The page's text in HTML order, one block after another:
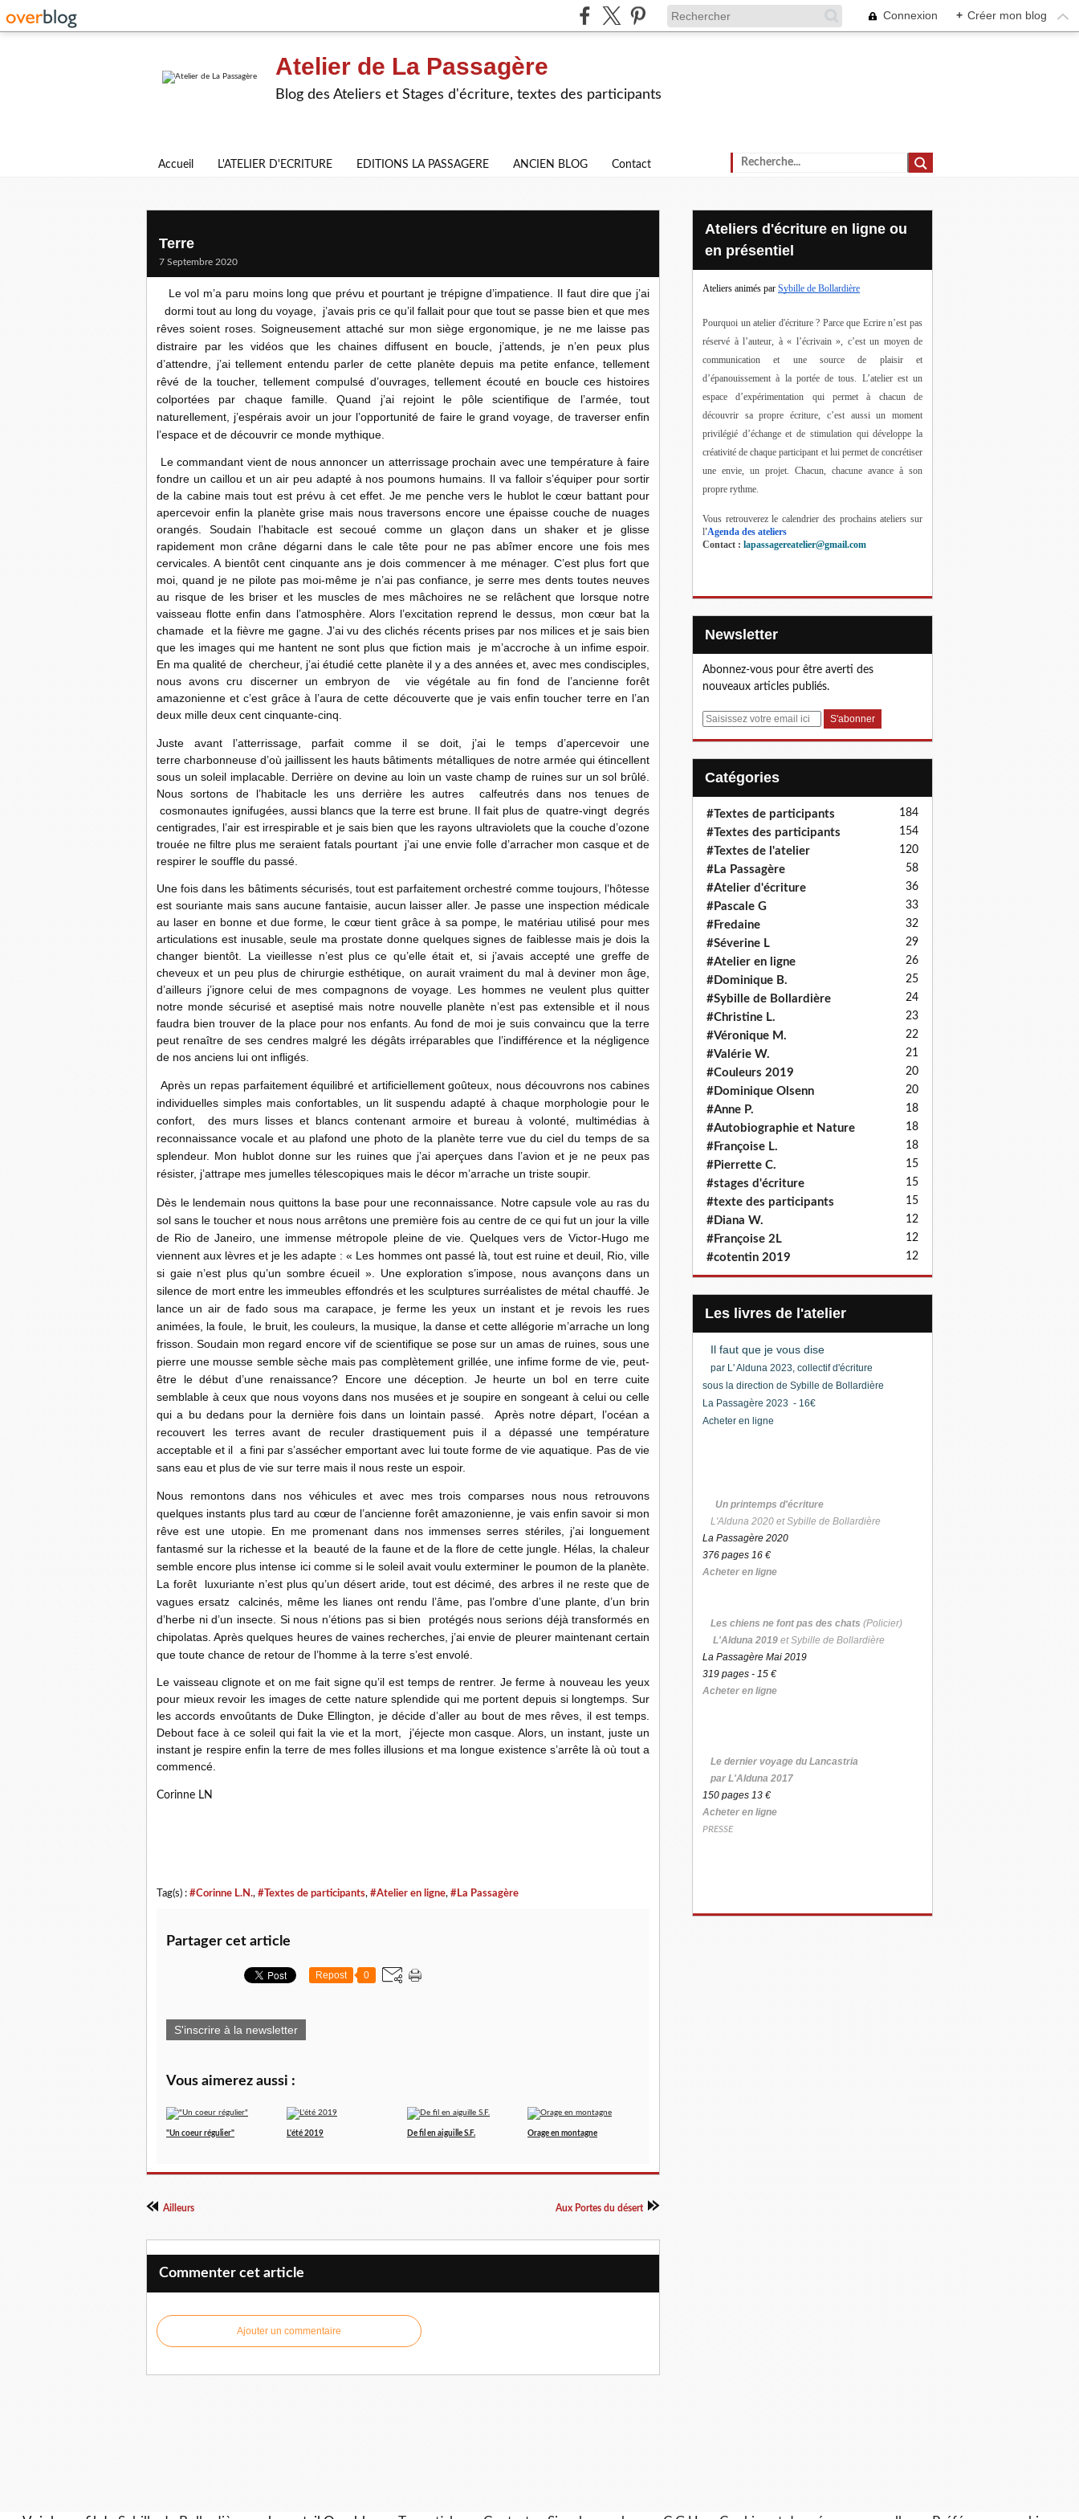
Connexion + Créer mon blog
Atelier de La Passagère
Blog des Ateliers et Stages d'écriture, textes des participants
Accueil L'ATELIER D'ECRITURE EDITIONS LA PASSAGERE ANCIEN BLOG Contact
Terre
7 Septembre 2020
Le vol m’a paru moins long que prévu et pourtant je trépigne d’impatience. Il faut dire que j’ai
dormi tout au long du voyage, j’avais pris ce qu’il fallait pour que tout se passe bien et que mes
rêves soient roses. Soigneusement attaché sur mon siège ergonomique, je ne me laisse pas
distraire par les vidéos que les chaines diffusent en boucle, j’attends, je n’en peux plus
d’attendre, j’ai tellement entendu parler de cette planète depuis ma petite enfance, tellement
rêvé de la toucher, tellement compulsé d’ouvrages, tellement écouté en boucle ces histoires
colportées par chaque famille. Quand j’ai rejoint le pôle scientifique de l’armée, tout
naturellement, j’espérais avoir un jour l’opportunité de faire le grand voyage, de traverser enfin
l’espace et de découvrir ce monde mythique.
Le commandant vient de nous annoncer un atterrissage prochain avec une température à faire
fondre un caillou et un air peu adapté à nos poumons humains. Il va falloir s’équiper pour sortir
de la cabine mais tout est prévu à cet effet. Je me penche vers le hublot le cœur battant pour
apercevoir enfin la planète grise mais nous traversons encore une épaisse couche de nuages
orangés. Soudain l’habitacle est secoué comme un glaçon dans un shaker et je glisse
rapidement mon crâne dégarni dans le cale tête pour ne pas abîmer encore une fois mes
cervicales. A bientôt cent cinquante ans je dois commencer à me ménager. C’est plus fort que
moi, quand je ne pilote pas moi-même je n’ai pas confiance, je serre mes dents toutes neuves
au risque de les briser et les muscles de mes mâchoires ne se relâchent que lorsque notre
vaisseau flotte enfin dans l’atmosphère. Alors l’excitation reprend le dessus, mon cœur bat la
chamade et la fièvre me gagne. J’ai vu des clichés récents prises par nos milices et je sais bien
que les images qui me hantent ne sont plus que fiction mais je m’accroche à un infime espoir.
En ma qualité de chercheur, j’ai étudié cette planète il y a des années et, avec mes condisciples,
nous avons cru discerner un embryon de vie végétale au fin fond de l’ancienne forêt
amazonienne et c’est grâce à l’aura de cette découverte que je vais enfin toucher terre en l’an
deux mille deux cent cinquante-cinq.
Juste avant l’atterrissage, parfait comme il se doit, j’ai le temps d’apercevoir une
terre charbonneuse d’où jaillissent les hauts bâtiments métalliques de notre armée qui étincellent
sous un soleil implacable. Derrière on devine au loin un vaste champ de ruines sur un sol brûlé.
Nous sortons de l’habitacle les uns derrière les autres calfeutrés dans nos tenues de
cosmonautes ignifugées, aussi blancs que la terre est brune. Il fait plus de quatre-vingt degrés
centigrades, l’air est irrespirable et je sais bien que les rayons ultraviolets que la couche d’ozone
trouée ne filtre plus me seraient fatals pourtant j’ai une envie folle d’arracher mon casque et de
respirer le souffle du passé.
Une fois dans les bâtiments sécurisés, tout est parfaitement orchestré comme toujours, l’hôtesse
est souriante mais sans aucune fantaisie, aucun laisser aller. Je passe une inspection médicale
au laser en bonne et due forme, le cœur tient grâce à sa pompe, le matériau utilisé pour mes
articulations est inusable, seule ma prostate donne quelques signes de faiblesse mais je dois la
changer bientôt. La vieillesse n’est plus ce qu’elle était et, si j’avais accepté une greffe de
cheveux et un peu plus de chirurgie esthétique, on aurait vraiment du mal à deviner mon âge,
d’ailleurs j’ignore celui de mes compagnons de voyage. Les hommes ne veulent plus quitter
notre monde sécurisé et aseptisé mais notre nouvelle planète n’est pas extensible et il nous
faudra bien trouver de la place pour nos enfants. Au fond de moi je suis convaincu que la terre
peut renaître de ses cendres malgré les dégâts irréparables que l’indifférence et la négligence
de nos anciens lui ont infligés.
Après un repas parfaitement équilibré et artificiellement goûteux, nous découvrons nos cabines
individuelles simples mais confortables, un lit suspendu adapté à chaque morphologie pour le
confort, des murs lisses et blancs contenant armoire et bureau à volonté, multimédias à
reconnaissance vocale et au plafond une photo de la planète terre vue du ciel du temps de sa
splendeur. Mon hublot donne sur les ruines que j’ai aperçues dans l’avion et je ne peux pas
résister, j’attrape mes jumelles télescopiques mais le décor m’arrache un triste soupir.
Dès le lendemain nous quittons la base pour une reconnaissance. Notre capsule vole au ras du
sol sans le toucher et nous nous arrêtons une première fois au centre de ce qui fut un jour la ville
de Rio de Janeiro, une immense métropole pleine de vie. Quelques vers de Victor-Hugo me
viennent aux lèvres et je les adapte : « Les hommes ont passé là, tout est ruine et deuil, Rio, ville
si gaie n’est plus qu’un sombre écueil ». Une exploration s’impose, nous avançons dans un
silence de mort entre les immeubles effondrés et les sculptures surréalistes de métal chauffé. Je
lance un air de fado sous ma carapace, je ferme les yeux un instant et je revois les rues
animées, la foule, le bruit, les couleurs, la musique, la danse et cette allégorie m’arrache un long
frisson. Soudain mon regard encore vif de scientifique se pose sur un amas de ruines, sous une
pierre une mousse semble sèche mais pas complètement grillée, une infime forme de vie, peut-
être le début d’une renaissance? Encore une déception. Je heurte un bol en terre cuite
semblable à ceux que nous voyons dans nos musées et je soupire en songeant à celui ou celle
qui a bu dedans pour la dernière fois dans un lointain passé. Après notre départ, l’océan a
recouvert les terres avant de reculer drastiquement puis il a dépassé une température
acceptable et il a fini par s’assécher emportant avec lui toute forme de vie aquatique. Pas de vie
sans eau et plus de vie sur terre mais il nous reste un espoir.
Nous remontons dans nos véhicules et avec mes trois comparses nous nous retrouvons
quelques instants plus tard au cœur de l’ancienne forêt amazonienne, je vais enfin savoir si mon
rêve est une utopie. En me promenant dans nos immenses serres stériles, j’ai longuement
fantasmé sur la richesse et la beauté de la faune et de la flore de cette jungle. Hélas, la chaleur
semble encore plus intense ici comme si le soleil avait voulu exterminer le poumon de la planète.
La forêt luxuriante n’est plus qu’un désert aride, tout est décimé, des arbres il ne reste que de
vagues ersatz calcinés, même les lianes ont rendu l’âme, pas l’ombre d’une plante, d’un brin
d’herbe ni d’un insecte. Si nous n’étions pas si bien protégés nous serions déjà transformés en
chipolatas. Après quelques heures de vaines recherches, j’ai envie de pleurer maintenant certain
que toute chance de retour de l’homme à la terre s’est envolé.
Le vaisseau clignote et on me fait signe qu’il est temps de rentrer. Je ferme à nouveau les yeux
pour mieux revoir les images de cette nature splendide qui me portent depuis si longtemps. Sur
les accords envoûtants de Duke Ellington, je décide d’aller au bout de mes rêves, il est temps.
Debout face à ce soleil qui fait la vie et la mort, j’éjecte mon casque. Alors, un instant, juste un
instant je respire enfin la terre de mes folles illusions et ma longue existence s’arrête là où tout a
commencé.
Corinne LN
Tag(s) : #Corinne L.N., #Textes de participants, #Atelier en ligne, #La Passagère
Partager cet article
Repost 0
S'inscrire à la newsletter
Vous aimerez aussi :
"Un coeur régulier" L'été 2019 De fil en aiguille S.F. Orage en montagne
Ailleurs Aux Portes du désert
Commenter cet article
Ajouter un commentaire
Ateliers d'écriture en ligne ou
en présentiel
Ateliers animés par Sybille de Bollardière
Pourquoi un atelier d'écriture ? Parce que Ecrire n’est pas
réservé à l’auteur, à « l’écrivain », c’est un moyen de
communication et une source de plaisir et
d’épanouissement à la portée de tous. L’atelier est un
espace d’expérimentation qui permet à chacun de
découvrir sa propre écriture, c’est aussi un moment
privilégié d’échange et de stimulation qui développe la
créativité de chaque participant et lui permet de concrétiser
une envie, un projet. Chacun, chacune avance à son
propre rythme.
Vous retrouverez le calendrier des prochains ateliers sur
l'Agenda des ateliers
Contact : lapassagereatelier@gmail.com
Newsletter
Abonnez-vous pour être averti des
nouveaux articles publiés.
E
Catégories
#Textes de participants 184
#Textes des participants 154
#Textes de l'atelier 120
#La Passagère 58
#Atelier d'écriture 36
#Pascale G 33
#Fredaine 32
#Séverine L 29
#Atelier en ligne 26
#Dominique B. 25
#Sybille de Bollardière 24
#Christine L. 23
#Véronique M. 22
#Valérie W. 21
#Couleurs 2019 20
#Dominique Olsenn 20
#Anne P. 18
#Autobiographie et Nature 18
#Françoise L. 18
#Pierrette C. 15
#stages d'écriture 15
#texte des participants 15
#Diana W. 12
#Françoise 2L 12
#cotentin 2019 12
Les livres de l'atelier
Il faut que je vous dise
par L' Alduna 2023, collectif d'écriture
sous la direction de Sybille de Bollardière
La Passagère 2023 - 16€
Acheter en ligne
Un printemps d'écriture
L'Alduna 2020 et Sybille de Bollardière
La Passagère 2020
376 pages 16 €
Acheter en ligne
Les chiens ne font pas des chats (Policier)
L'Alduna 2019 et Sybille de Bollardière
La Passagère Mai 2019
319 pages - 15 €
Acheter en ligne
Le dernier voyage du Lancastria
par L'Alduna 2017
150 pages 13 €
Acheter en ligne
PRESSE